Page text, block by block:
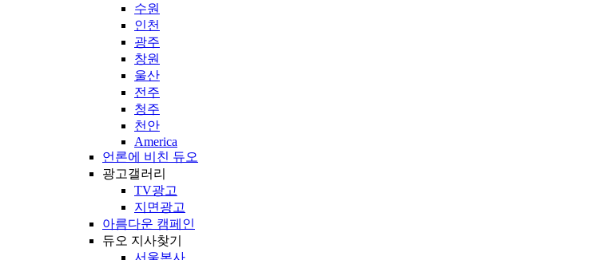
수원
인천
광주
창원
울산
전주
청주
천안
America
언론에 비친 듀오
광고갤러리
TV광고
지면광고
아름다운 캠페인
듀오 지사찾기
서울본사